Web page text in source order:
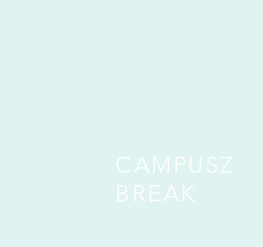
CAMPUSZ
BREAK